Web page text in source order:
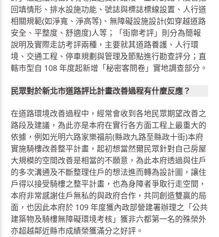
回填情形、排水設施功能、號誌與標誌標線設置、人行道
相關規範(如淨寬、淨高等)、無障礙設施設計(如穿越道路
安全、平整度、舒適度)人等；「街廓考評」則分為簡報
說明及實際走訪考評兩種，主要就其道路養護、人行環
境、交通工程、停車規劃與管理及節點進行勘查評分；直
轄市型自 108 年度起新增「秘密客問卷」實地調查部分。
民眾對於新北市道路評比計畫改善過程有什麼反應？
在道路環境改善過程中，經常會收到各地民眾期望改善之
路段及建議，為此亦是本府在實行各方面工程上最重大的
依據，例如光明六路家樂福前(縣政九路至縣政十街)本府
實施騎樓改善整平計畫，起初想當然爾民眾針對自己房屋
大規模的空間改善是相當的不願意，為此本府透過與住戶
的多次溝通及不斷整理住戶的想法進而轉為設計圖，讓住
戶得以接受騎樓之整平計畫，也為身障者爭取行走空間，
本府非常感謝住戶無私的與政府合作，共同創造雙贏的局
面，也因此本府於 109 年度獲內政部營建署辦理之「公共
建築物及騎樓無障礙環境考核」獲非六都第一名的殊榮外
亦超越鄰近縣市成績榮獲滿分之好評。